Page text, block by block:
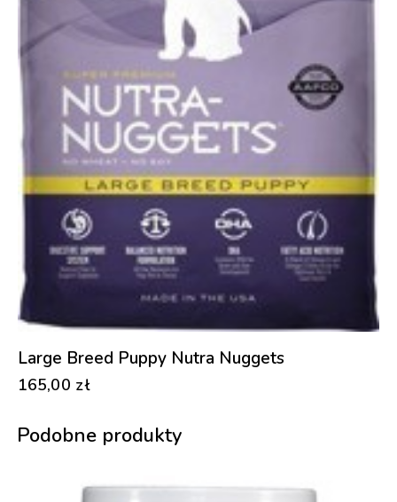
Large Breed Puppy Nutra Nuggets
165,00 zł
Podobne produkty